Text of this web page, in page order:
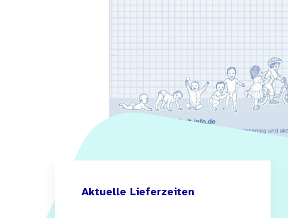
Aktuelle Lieferzeiten